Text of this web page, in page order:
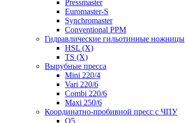
Pressmaster
Euromaster-S
Synchromaster
Conventional PPM
Гидравлические гильотинные ножницы
HSL (X)
TS (X)
Вырубные пресса
Mini 220/4
Vari 220/6
Combi 220/6
Maxi 250/6
Координатно-пробивной пресс с ЧПУ
Q5